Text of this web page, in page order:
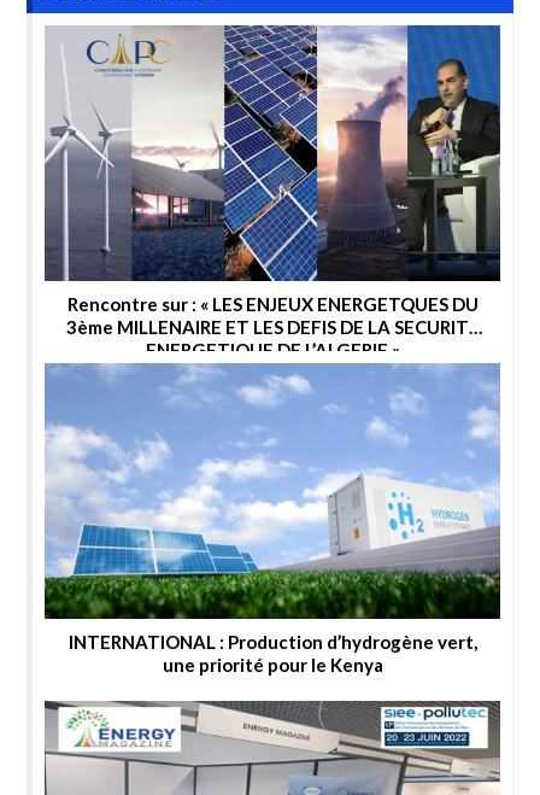
Rencontre sur : « LES ENJEUX ENERGETQUES DU
3ème MILLENAIRE ET LES DEFIS DE LA SECURITE
ENERGETIQUE DE L’ALGERIE »
INTERNATIONAL : Production d’hydrogène vert,
une priorité pour le Kenya